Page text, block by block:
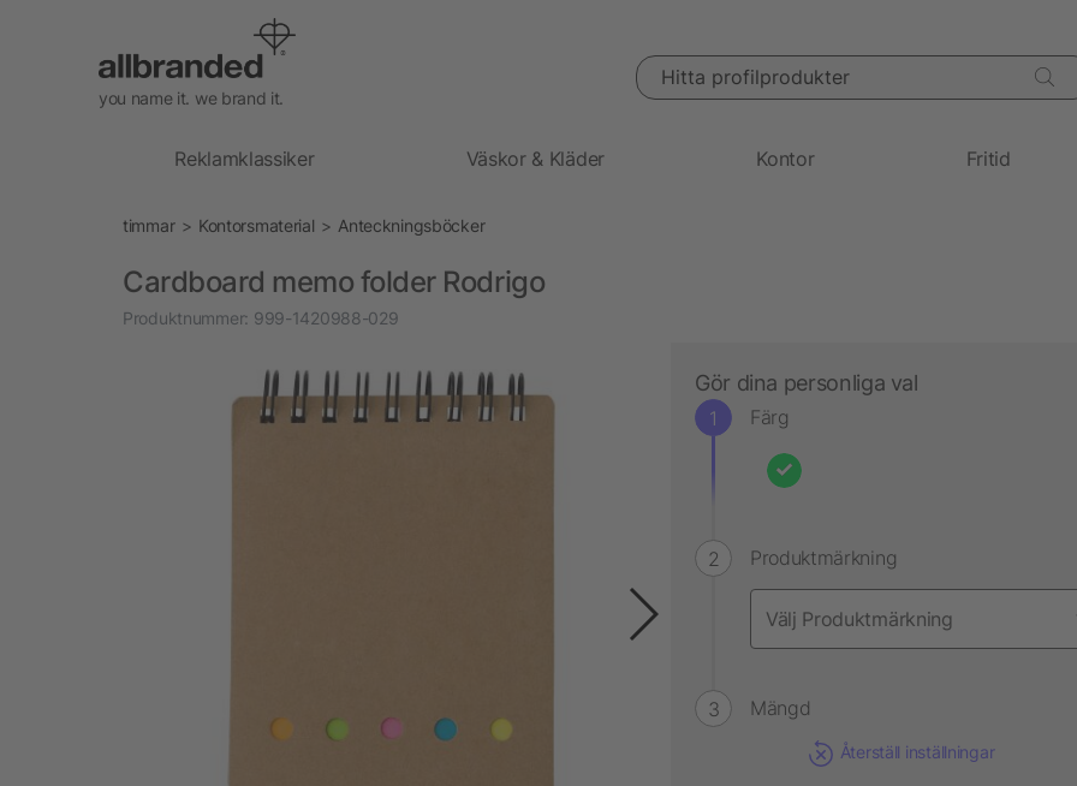
you name it. we brand it.
Hitta profilprodukter
Reklamklassiker Väskor & Kläder Kontor Fritid
timmar Kontorsmaterial Anteckningsböcker
Cardboard memo folder Rodrigo
Produktnummer: 999-1420988-029
Gör dina personliga val
Färg
Produktmärkning
Mängd
Återställ inställningar